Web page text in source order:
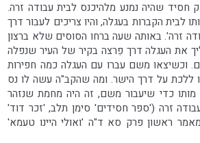
שהיה נמנע מלהיכנס לבית עבודה זרה.
לבית הקברות בעגלה, והיו צריכים לעבור דרך
זרה'. באותה שעה ברחו הסוסים שלא ברצון
את העגלה דרך פִרצה בקיר של העיר שנפלה
וכשיצאו משם עברו עם העגלה כמה חפירות
ללכת על דרך הישר. ומה שהקב"ה עשה לו נס
מותו כדי שיעבור משם, זה היה מחמת שנזהר
זרה ('ספר חסידים' סימן תלב, 'זכר דוד'
ראשון פרק סא ד"ה 'ואולי היינו טעמא'